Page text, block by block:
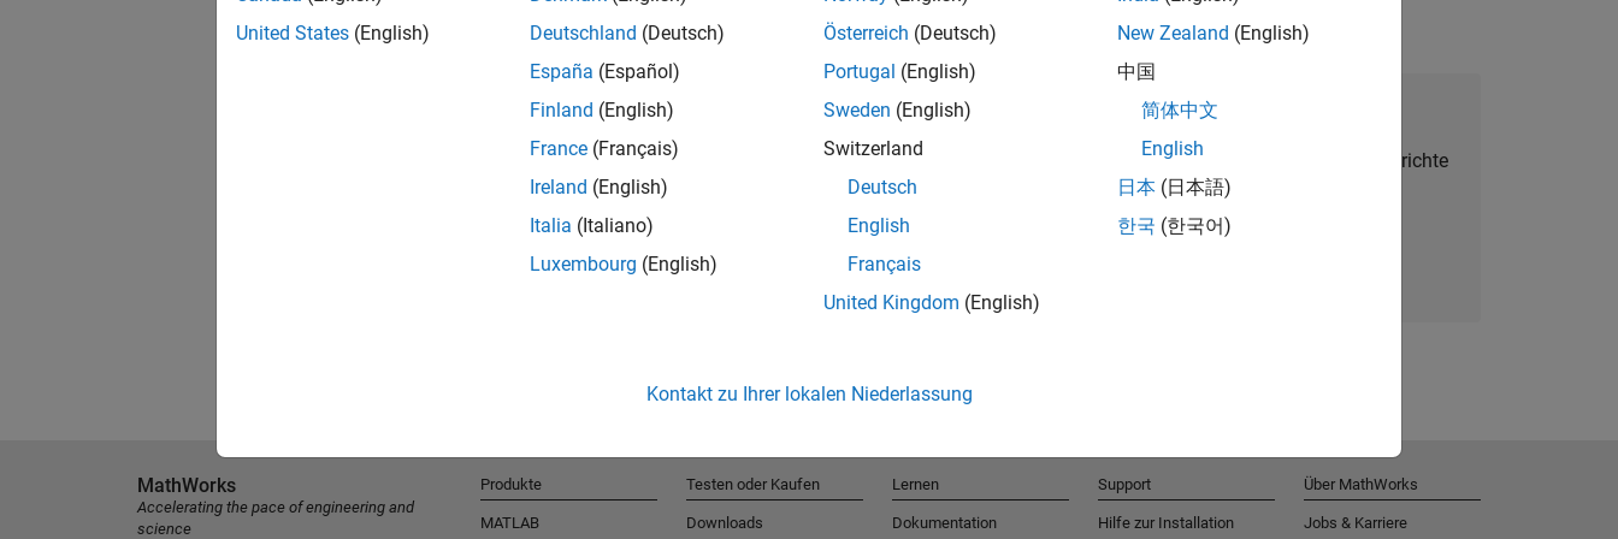
Talent Network beitreten
Erhalten Sie personalisierte Stellenangebote, Berichte
und Unternehmensneuigkeiten.
United States (English)
Deutschland (Deutsch)
España (Español)
Finland (English)
France (Français)
Ireland (English)
Italia (Italiano)
Luxembourg (English)
Österreich (Deutsch)
Portugal (English)
Sweden (English)
Switzerland
Deutsch
English
Français
United Kingdom (English)
New Zealand (English)
中国
简体中文
English
日本 (日本語)
한국 (한국어)
Kontakt zu Ihrer lokalen Niederlassung
MathWorks
Accelerating the pace of engineering and
science
Produkte
MATLAB
Testen oder Kaufen
Downloads
Lernen
Dokumentation
Support
Hilfe zur Installation
Über MathWorks
Jobs & Karriere